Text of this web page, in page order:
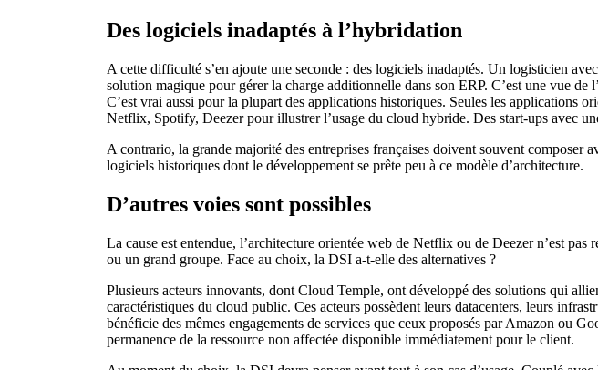
Des logiciels inadaptés à l’hybridation
A cette difficulté s’en ajoute une seconde : des logiciels inadaptés. Un logisticien
solution magique pour gérer la charge additionnelle dans son ERP. C’est une vue
C’est vrai aussi pour la plupart des applications historiques. Seules les applications
Netflix, Spotify, Deezer pour illustrer l’usage du cloud hybride. Des start-ups avec
A contrario, la grande majorité des entreprises françaises doivent souvent
logiciels historiques dont le développement se prête peu à ce modèle d’architecture.
D’autres voies sont possibles
La cause est entendue, l’architecture orientée web de Netflix ou de Deezer n’est
ou un grand groupe. Face au choix, la DSI a-t-elle des alternatives ?
Plusieurs acteurs innovants, dont Cloud Temple, ont développé des solutions qui
caractéristiques du cloud public. Ces acteurs possèdent leurs datacenters, leurs
bénéficie des mêmes engagements de services que ceux proposés par Amazon ou
permanence de la ressource non affectée disponible immédiatement pour le client.